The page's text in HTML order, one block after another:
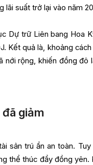
lãi suất trở lại vào năm
Dự trữ Liên bang Hoa
Kết quả là, khoảng
nới rộng, khiến đồng đô
giảm
sản trú ẩn an toàn.
thể thúc đẩy đồng yên.